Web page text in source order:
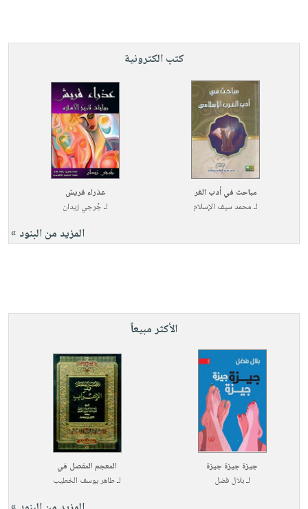
كتب الكترونية
مباحث في أدب الغر
لـمحمد سيف الإسلام
عذراء قريش
لـجُرجي زيدان
المزيد من البنود »
الأكثر مبيعاً
جيزة جيزة جيزة
لـبلال فضل
المعجم المفصل في
لـطاهر يوسف الخطيب